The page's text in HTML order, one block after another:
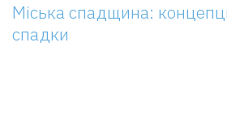
Міська спадщина:
спадки